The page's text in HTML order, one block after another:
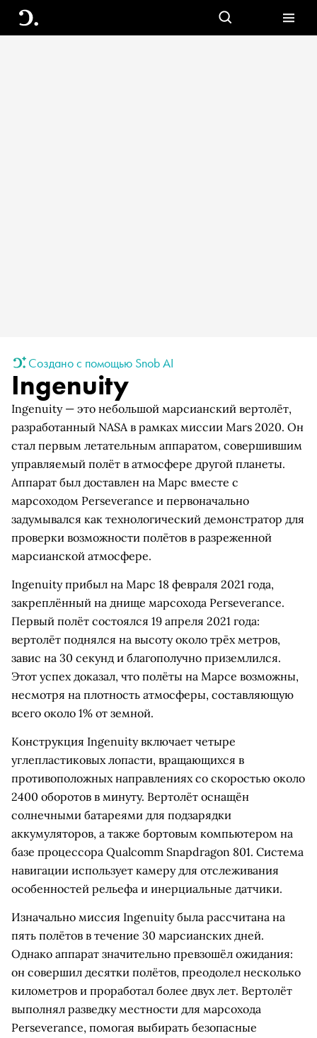
Создано с помощью Snob AI
Ingenuity
Ingenuity — это небольшой марсианский вертолёт,
разработанный NASA в рамках миссии Mars 2020. Он
стал первым летательным аппаратом, совершившим
управляемый полёт в атмосфере другой планеты.
Аппарат был доставлен на Марс вместе с
марсоходом Perseverance и первоначально
задумывался как технологический демонстратор для
проверки возможности полётов в разреженной
марсианской атмосфере.
Ingenuity прибыл на Марс 18 февраля 2021 года,
закреплённый на днище марсохода Perseverance.
Первый полёт состоялся 19 апреля 2021 года:
вертолёт поднялся на высоту около трёх метров,
завис на 30 секунд и благополучно приземлился.
Этот успех доказал, что полёты на Марсе возможны,
несмотря на плотность атмосферы, составляющую
всего около 1% от земной.
Конструкция Ingenuity включает четыре
углепластиковых лопасти, вращающихся в
противоположных направлениях со скоростью около
2400 оборотов в минуту. Вертолёт оснащён
солнечными батареями для подзарядки
аккумуляторов, а также бортовым компьютером на
базе процессора Qualcomm Snapdragon 801. Система
навигации использует камеру для отслеживания
особенностей рельефа и инерциальные датчики.
Изначально миссия Ingenuity была рассчитана на
пять полётов в течение 30 марсианских дней.
Однако аппарат значительно превзошёл ожидания:
он совершил десятки полётов, преодолел несколько
километров и проработал более двух лет. Вертолёт
выполнял разведку местности для марсохода
Perseverance, помогая выбирать безопасные